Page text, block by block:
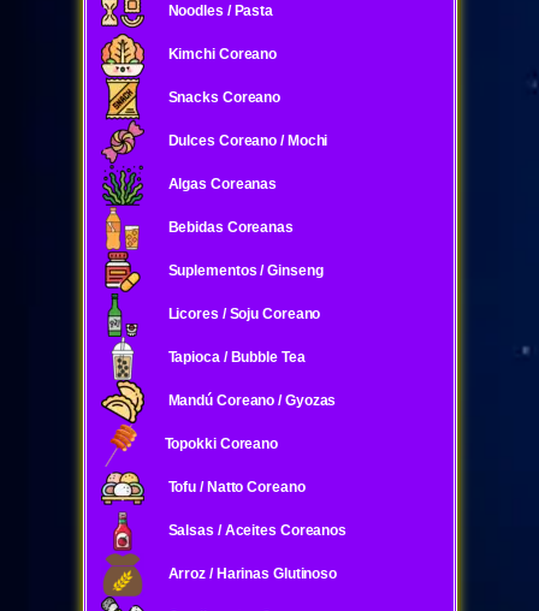
Noodles / Pasta
Kimchi Coreano
Snacks Coreano
Dulces Coreano / Mochi
Algas Coreanas
Bebidas Coreanas
Suplementos / Ginseng
Licores / Soju Coreano
Tapioca / Bubble Tea
Mandú Coreano / Gyozas
Topokki Coreano
Tofu / Natto Coreano
Salsas / Aceites Coreanos
Arroz / Harinas Glutinoso